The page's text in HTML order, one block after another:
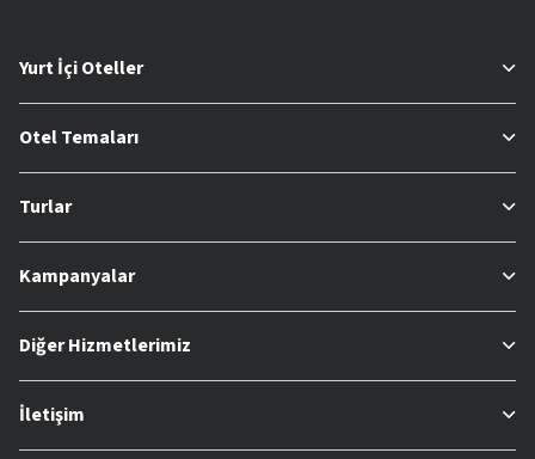
Yurt İçi Oteller
Otel Temaları
Turlar
Kampanyalar
Diğer Hizmetlerimiz
İletişim